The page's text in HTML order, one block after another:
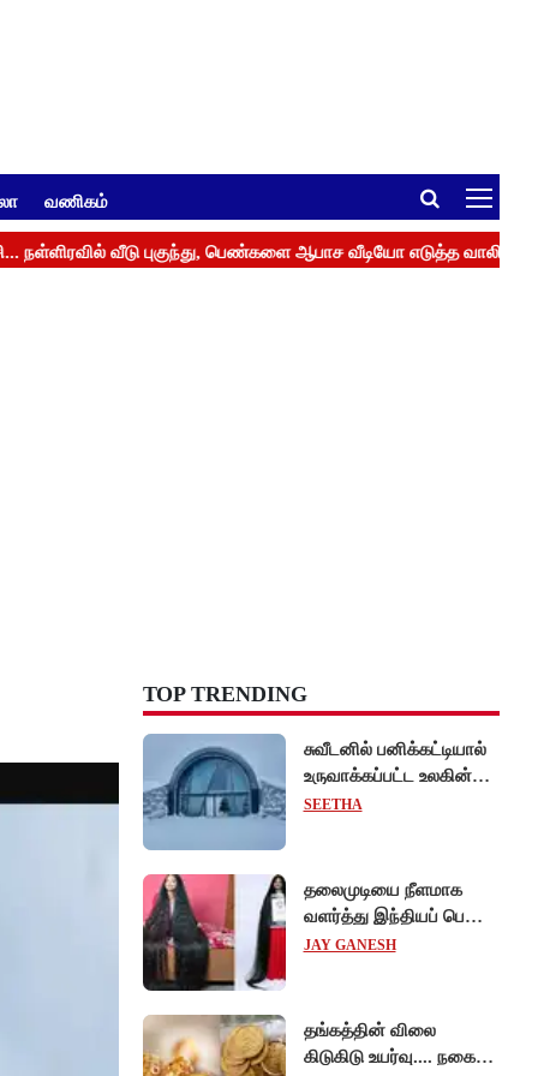
வணிகம்
TOP TRENDING
சுவீடனில் பனிக்கட்டியால்
உருவாக்கப்பட்ட உலகின்
முதல் 'ஐஸ் ஓட்டல்'!
SEETHA
தலைமுடியை நீளமாக
வளர்த்து இந்தியப் பெண்
கின்னஸ் சாதனை!
JAY GANESH
தங்கத்தின் விலை
கிடுகிடு உயர்வு.... நகைப்